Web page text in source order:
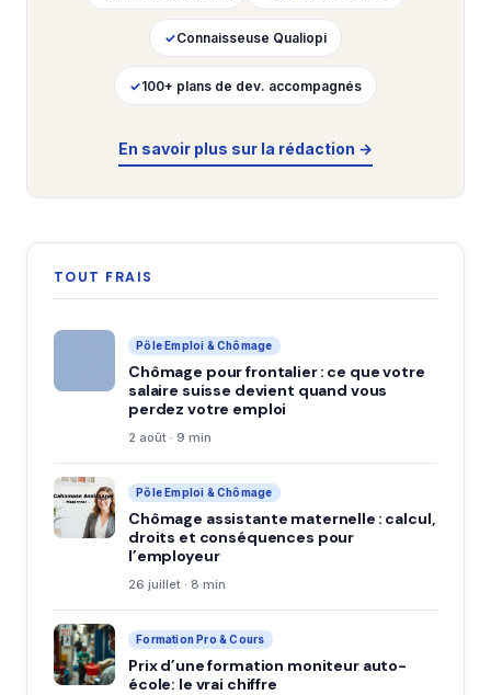
✓Connaisseuse Qualiopi
✓100+ plans de dev. accompagnés
En savoir plus sur la rédaction →
TOUT FRAIS
Pôle Emploi & Chômage
Chômage pour frontalier : ce que votre
salaire suisse devient quand vous
perdez votre emploi
2 août · 9 min
Pôle Emploi & Chômage
Chômage assistante maternelle : calcul,
droits et conséquences pour
l’employeur
26 juillet · 8 min
Formation Pro & Cours
Prix d’une formation moniteur auto-
école: le vrai chiffre